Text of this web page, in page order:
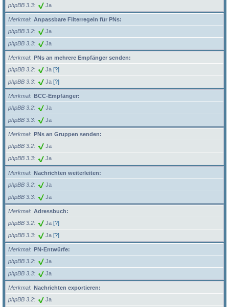
phpBB 3.3 Ja
Merkmal
Anpassbare Filterregeln für PNs:
phpBB 3.2
Ja
phpBB 3.3 Ja
Merkmal
PNs an mehrere Empfänger senden:
phpBB 3.2
Ja [?]
phpBB 3.3 Ja [?]
Merkmal
BCC-Empfänger:
phpBB 3.2
Ja
phpBB 3.3 Ja
Merkmal
PNs an Gruppen senden:
phpBB 3.2
Ja
phpBB 3.3 Ja
Merkmal
Nachrichten weiterleiten:
phpBB 3.2
Ja
phpBB 3.3 Ja
Merkmal
Adressbuch:
phpBB 3.2
Ja [?]
phpBB 3.3 Ja [?]
Merkmal
PN-Entwürfe:
phpBB 3.2
Ja
phpBB 3.3 Ja
Merkmal
Nachrichten exportieren:
phpBB 3.2
Ja